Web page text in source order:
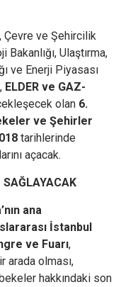
Çevre ve Şehircilik
Bakanlığı, Ulaştırma,
ve Enerji Piyasası
ELDER ve GAZ-
olan 6.
ve Şehirler
tarihlerinde
açacak.
ana
İstanbul
ve Fuarı,
arada olması,
hakkındaki son